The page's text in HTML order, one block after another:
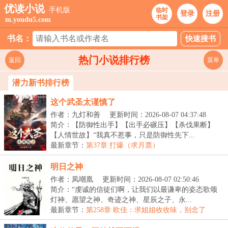
优读小说 手机版
m.youdu5.com
临时
书架
登录 注册
书名：
热门小说排行榜
返回 菜单
潜力新书排行榜
这个武圣太谨慎了
作者：九灯和善
更新时间：2026-08-07 04:37:48
简介：【防御性出手】【出手必碾压】【杀伐果断】
【人情世故】“我真不惹事，只是防御性先下...
最新章节： 第37章 打爆（求月票）
明日之神
作者：凤嘲凰
更新时间：2026-08-07 02:50:46
简介：“虔诚的信徒们啊，让我们以最谦卑的姿态歌颂
灯神、愿望之神、奇迹之神、星辰之子、永...
最新章节： 第258章 欧佳：求姐姐收收味，别念了